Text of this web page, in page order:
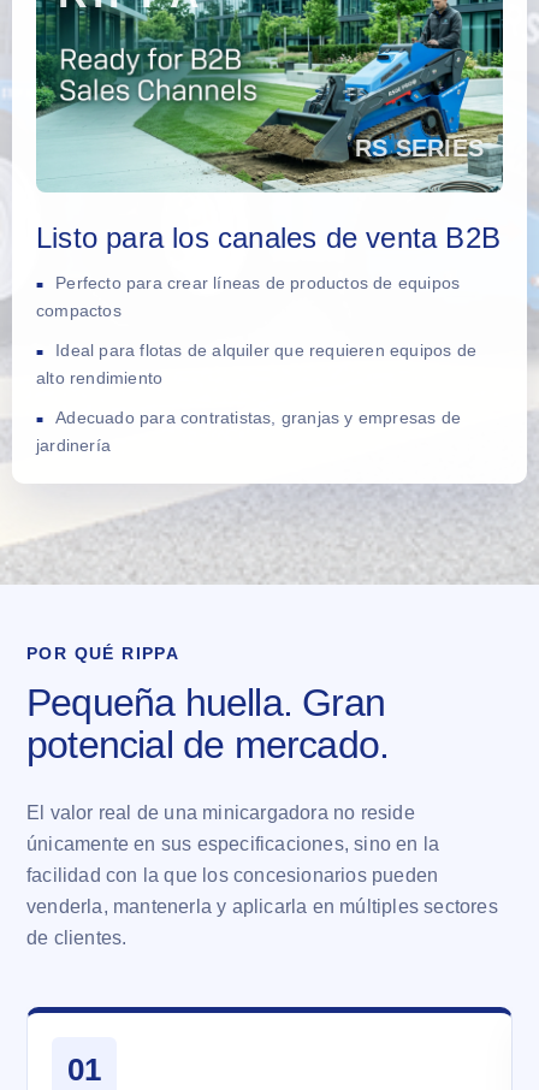
Listo para los canales de venta B2B
Perfecto para crear líneas de productos de equipos
compactos
Ideal para flotas de alquiler que requieren equipos de
alto rendimiento
Adecuado para contratistas, granjas y empresas de
jardinería
POR QUÉ RIPPA
Pequeña huella. Gran
potencial de mercado.
El valor real de una minicargadora no reside
únicamente en sus especificaciones, sino en la
facilidad con la que los concesionarios pueden
venderla, mantenerla y aplicarla en múltiples sectores
de clientes.
01